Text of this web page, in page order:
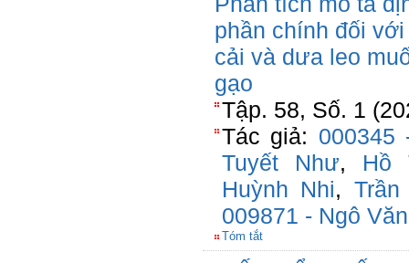
phần chính đối
cải và dưa leo
gạo
Tập. 58, Số. 1
Tác giả: 000345
Tuyết Như, Hồ
Huỳnh Nhi,
009871 - Ngô
Tóm tắt